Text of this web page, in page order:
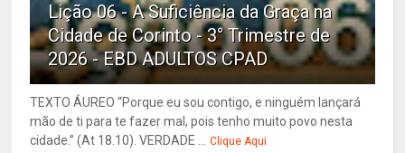
Lição 06 - A Suficiência da Graça na
Cidade de Corinto - 3° Trimestre de
2026 - EBD ADULTOS CPAD
TEXTO ÁUREO “Porque eu sou contigo, e ninguém lançará
mão de ti para te fazer mal, pois tenho muito povo nesta
cidade.” (At 18.10). VERDADE ... Clique Aqui